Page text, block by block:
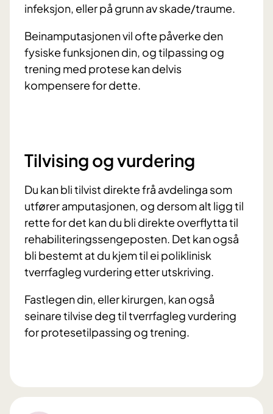
infeksjon, eller på grunn av skade/traume.
Beinamputasjonen vil ofte påverke den
fysiske funksjonen din, og tilpassing og
trening med protese kan delvis
kompensere for dette.
Tilvising og vurdering
Du kan bli tilvist direkte frå avdelinga som
utfører amputasjonen, og dersom alt ligg til
rette for det kan du bli direkte overflytta til
rehabiliteringssengeposten. Det kan også
bli bestemt at du kjem til ei poliklinisk
tverrfagleg vurdering etter utskriving.
Fastlegen din, eller kirurgen, kan også
seinare tilvise deg til tverrfagleg vurdering
for protesetilpassing og trening.